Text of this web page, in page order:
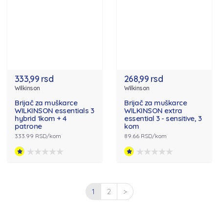
333,99 rsd
Wilkinson
Brijač za muškarce
WILKINSON essentials 3
hybrid 1kom + 4
patrone
333.99 RSD/kom
268,99 rsd
Wilkinson
Brijač za muškarce
WILKINSON extra
essential 3 - sensitive, 3
kom
89.66 RSD/kom
1 2 >